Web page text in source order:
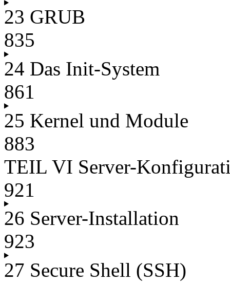
23 GRUB
835
24 Das Init-System
861
25 Kernel und Module
883
TEIL VI Server-
921
26 Server-Installation
923
27 Secure Shell (SSH)